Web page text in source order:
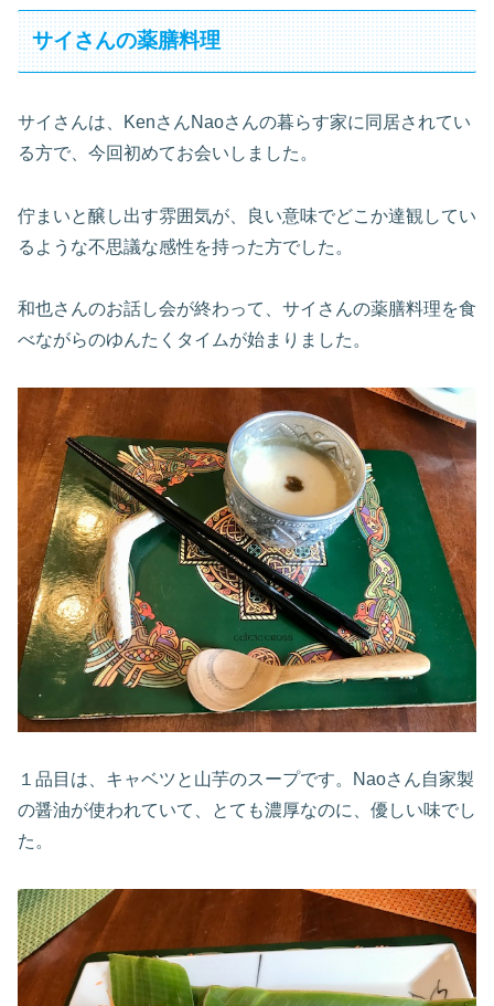
サイさんの薬膳料理
サイさんは、KenさんNaoさんの暮らす家に同居されてい
る方で、今回初めてお会いしました。
佇まいと醸し出す雰囲気が、良い意味でどこか達観してい
るような不思議な感性を持った方でした。
和也さんのお話し会が終わって、サイさんの薬膳料理を食
べながらのゆんたくタイムが始まりました。
１品目は、キャベツと山芋のスープです。Naoさん自家製
の醤油が使われていて、とても濃厚なのに、優しい味でし
た。